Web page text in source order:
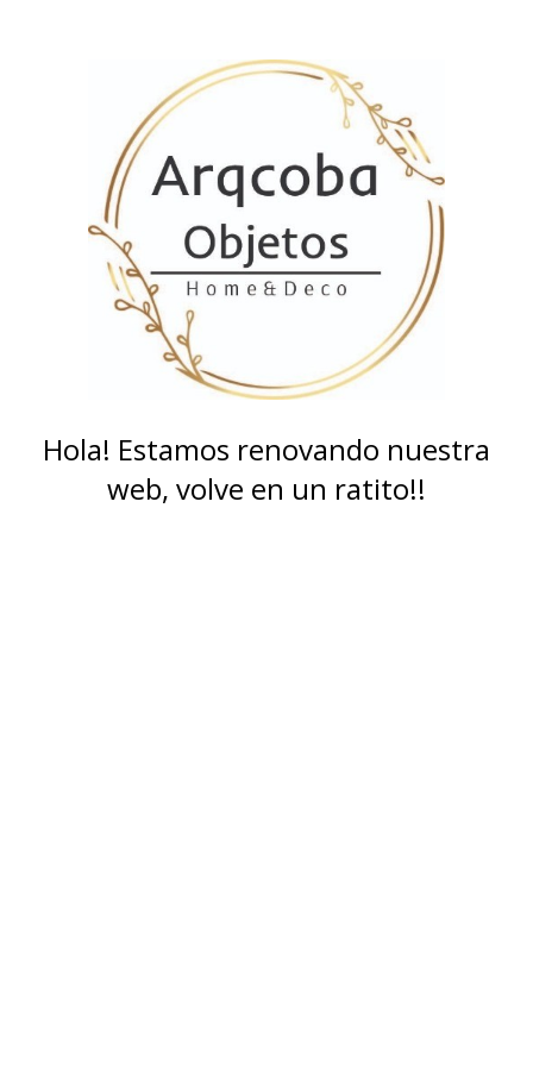
Hola! Estamos renovando nuestra
web, volve en un ratito!!